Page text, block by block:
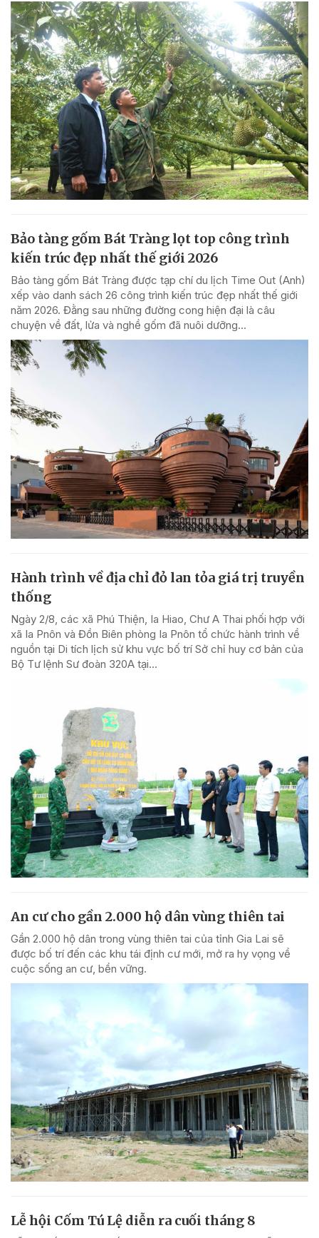
Bảo tàng gốm Bát Tràng lọt top công trình
kiến trúc đẹp nhất thế giới 2026
Bảo tàng gốm Bát Tràng được tạp chí du lịch Time Out (Anh)
xếp vào danh sách 26 công trình kiến trúc đẹp nhất thế giới
năm 2026. Đằng sau những đường cong hiện đại là câu
chuyện về đất, lửa và nghề gốm đã nuôi dưỡng...
Hành trình về địa chỉ đỏ lan tỏa giá trị truyền
thống
Ngày 2/8, các xã Phú Thiện, Ia Hiao, Chư A Thai phối hợp với
xã Ia Pnôn và Đồn Biên phòng Ia Pnôn tổ chức hành trình về
nguồn tại Di tích lịch sử khu vực bố trí Sở chỉ huy cơ bản của
Bộ Tư lệnh Sư đoàn 320A tại...
An cư cho gần 2.000 hộ dân vùng thiên tai
Gần 2.000 hộ dân trong vùng thiên tai của tỉnh Gia Lai sẽ
được bố trí đến các khu tái định cư mới, mở ra hy vọng về
cuộc sống an cư, bền vững.
Lễ hội Cốm Tú Lệ diễn ra cuối tháng 8